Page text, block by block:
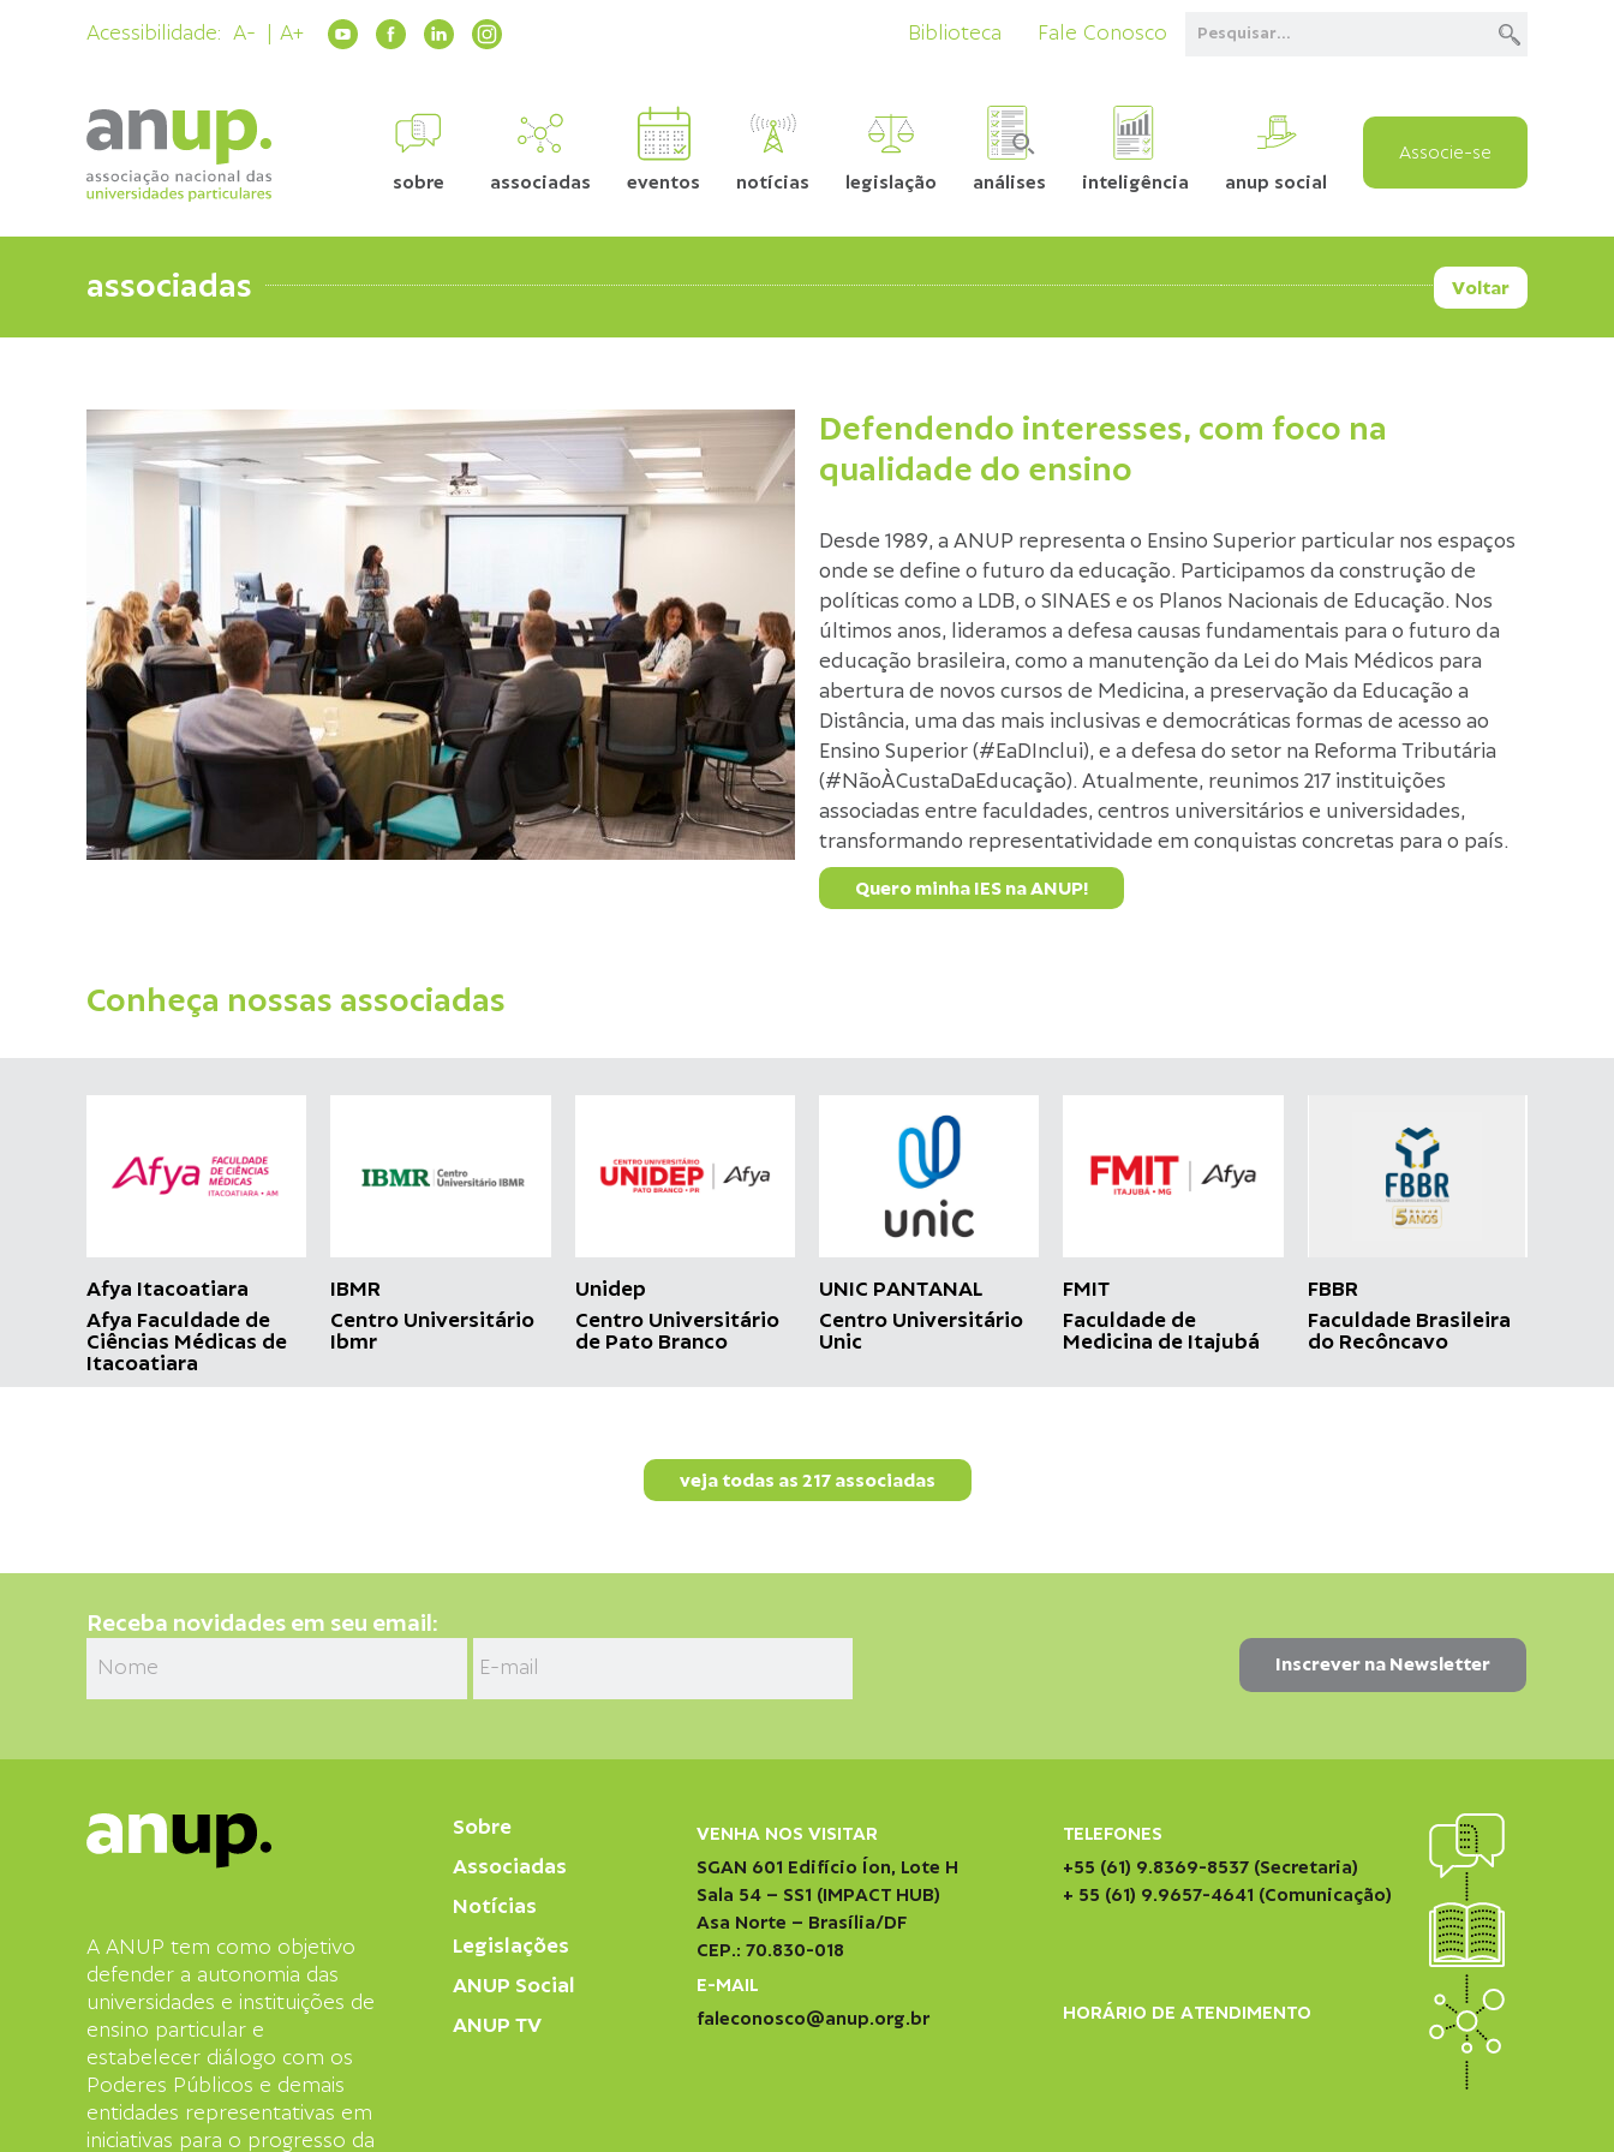
Acessibilidade: A- A+ Biblioteca Fale Conosco
sobre associadas eventos notícias legislação análises inteligência anup social
Associe-se
associadas Voltar
Defendendo interesses, com foco na
qualidade do ensino
Desde 1989, a ANUP representa o Ensino Superior particular nos espaços
onde se define o futuro da educação. Participamos da construção de
políticas como a LDB, o SINAES e os Planos Nacionais de Educação. Nos
últimos anos, lideramos a defesa causas fundamentais para o futuro da
educação brasileira, como a manutenção da Lei do Mais Médicos para
abertura de novos cursos de Medicina, a preservação da Educação a
Distância, uma das mais inclusivas e democráticas formas de acesso ao
Ensino Superior (#EaDInclui), e a defesa do setor na Reforma Tributária
(#NãoÀCustaDaEducação). Atualmente, reunimos 217 instituições
associadas entre faculdades, centros universitários e universidades,
transformando representatividade em conquistas concretas para o país.
Quero minha IES na ANUP!
Conheça nossas associadas
Afya Faculdade de
Ciências Médicas de
Itacoatiara
Afya Itacoatiara
Centro Universitário
Ibmr
IBMR
Centro Universitário
de Pato Branco
Unidep
Centro Universitário
Unic
UNIC PANTANAL
Faculdade de
Medicina de Itajubá
FMIT
Faculdade Brasileira
do Recôncavo
FBBR
veja todas as 217 associadas
Receba novidades em seu email:
A ANUP tem como objetivo
defender a autonomia das
universidades e instituições de
ensino particular e
estabelecer diálogo com os
Poderes Públicos e demais
entidades representativas em
iniciativas para o progresso da
Sobre
Associadas
Notícias
Legislações
ANUP Social
ANUP TV
VENHA NOS VISITAR
SGAN 601 Edifício Íon, Lote H
Sala 54 – SS1 (IMPACT HUB)
Asa Norte – Brasília/DF
CEP.: 70.830-018
E-MAIL
faleconosco@anup.org.br
TELEFONES
+55 (61) 9.8369-8537 (Secretaria)
+ 55 (61) 9.9657-4641 (Comunicação)
HORÁRIO DE ATENDIMENTO